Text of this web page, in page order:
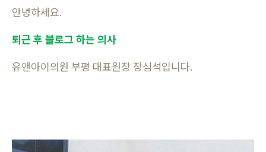
안녕하세요.
퇴근 후 블로그 하는 의사
유앤아이의원 부평 대표원장 장심석입니다.